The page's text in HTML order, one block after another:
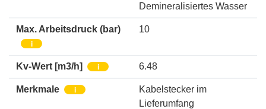
Demineralisiertes Wasser
Max. Arbeitsdruck (bar)
i
10
Kv-Wert [m3/h] i 6.48
Merkmale i
Kabelstecker im
Lieferumfang